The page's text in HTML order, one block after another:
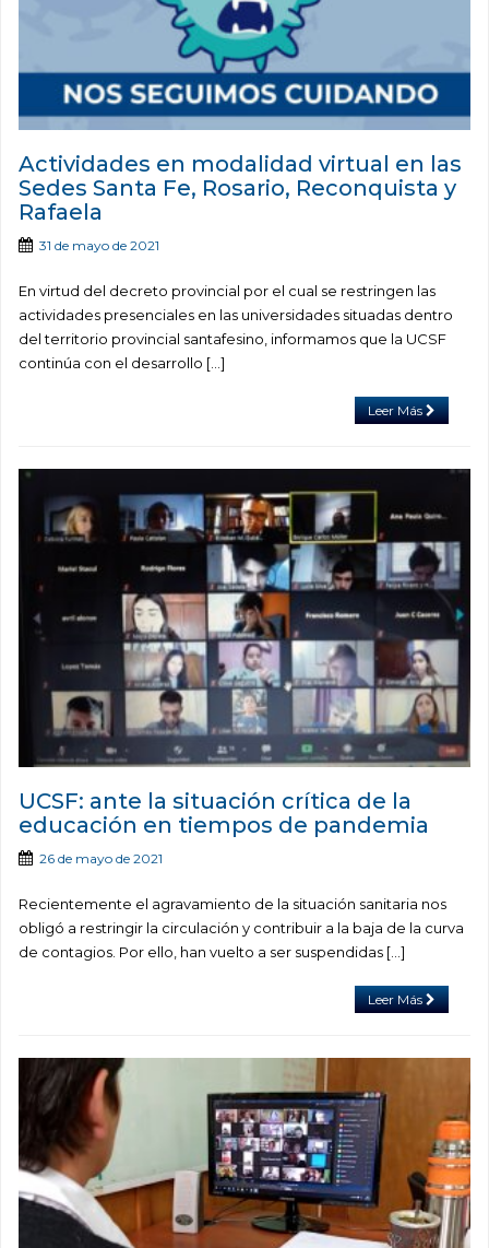
Actividades en modalidad virtual en las
Sedes Santa Fe, Rosario, Reconquista y
Rafaela
31 de mayo de 2021
En virtud del decreto provincial por el cual se restringen las
actividades presenciales en las universidades situadas dentro
del territorio provincial santafesino, informamos que la UCSF
continúa con el desarrollo […]
Leer Más
UCSF: ante la situación crítica de la
educación en tiempos de pandemia
26 de mayo de 2021
Recientemente el agravamiento de la situación sanitaria nos
obligó a restringir la circulación y contribuir a la baja de la curva
de contagios. Por ello, han vuelto a ser suspendidas […]
Leer Más